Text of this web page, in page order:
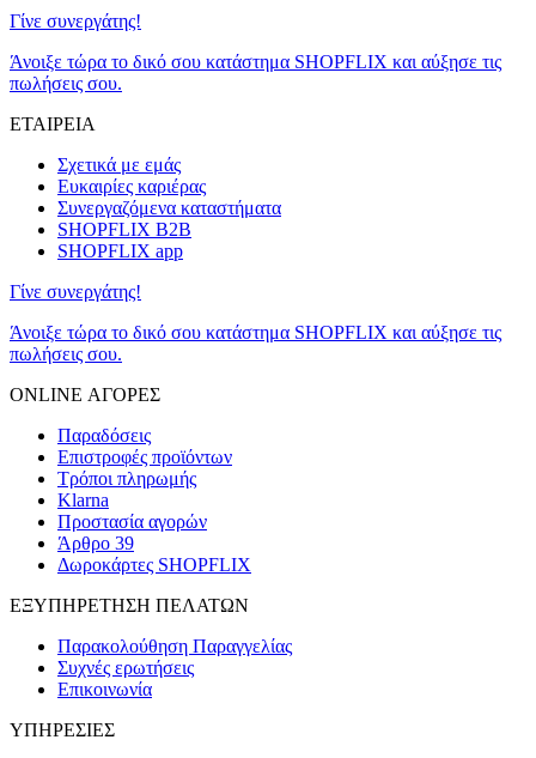
Γίνε συνεργάτης!
Άνοιξε τώρα το δικό σου κατάστημα SHOPFLIX και αύξησε τις
πωλήσεις σου.
ΕΤΑΙΡΕΙΑ
Σχετικά με εμάς
Ευκαιρίες καριέρας
Συνεργαζόμενα καταστήματα
SHOPFLIX B2B
SHOPFLIX app
Γίνε συνεργάτης!
Άνοιξε τώρα το δικό σου κατάστημα SHOPFLIX και αύξησε τις
πωλήσεις σου.
ONLINE ΑΓΟΡΕΣ
Παραδόσεις
Επιστροφές προϊόντων
Τρόποι πληρωμής
Klarna
Προστασία αγορών
Άρθρο 39
Δωροκάρτες SHOPFLIX
ΕΞΥΠΗΡΕΤΗΣΗ ΠΕΛΑΤΩΝ
Παρακολούθηση Παραγγελίας
Συχνές ερωτήσεις
Επικοινωνία
ΥΠΗΡΕΣΙΕΣ